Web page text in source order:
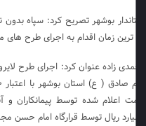
بوشهر تصریح کرد: سپاه بدون
زمان اقدام به اجرای طرح های
زاده عنوان کرد: اجرای طرح
ریال توسط قرارگاه امام حسن